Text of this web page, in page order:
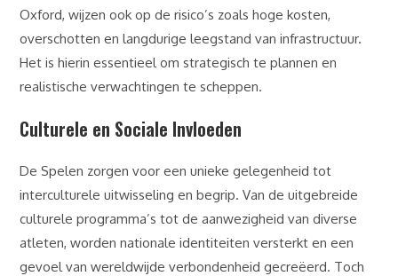
Oxford, wijzen ook op de risico’s zoals hoge kosten,
overschotten en langdurige leegstand van infrastructuur.
Het is hierin essentieel om strategisch te plannen en
realistische verwachtingen te scheppen.
Culturele en Sociale Invloeden
De Spelen zorgen voor een unieke gelegenheid tot
interculturele uitwisseling en begrip. Van de uitgebreide
culturele programma’s tot de aanwezigheid van diverse
atleten, worden nationale identiteiten versterkt en een
gevoel van wereldwijde verbondenheid gecreëerd. Toch